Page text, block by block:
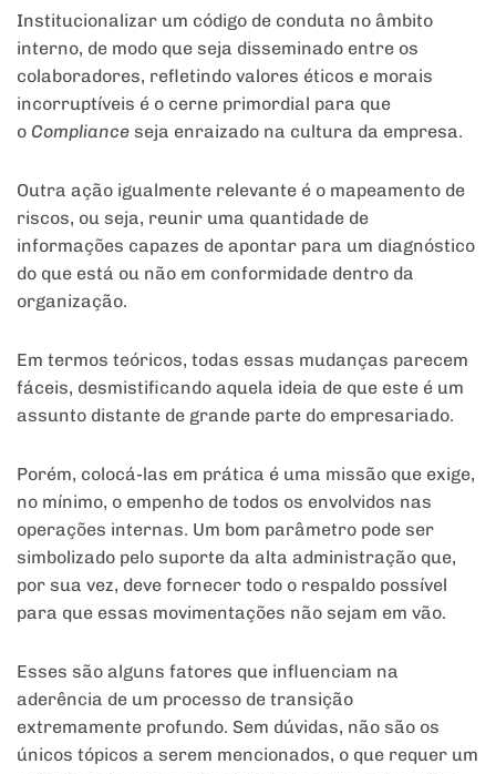
Institucionalizar um código de conduta no âmbito
interno, de modo que seja disseminado entre os
colaboradores, refletindo valores éticos e morais
incorruptíveis é o cerne primordial para que
o Compliance seja enraizado na cultura da empresa.
Outra ação igualmente relevante é o mapeamento de
riscos, ou seja, reunir uma quantidade de
informações capazes de apontar para um diagnóstico
do que está ou não em conformidade dentro da
organização.
Em termos teóricos, todas essas mudanças parecem
fáceis, desmistificando aquela ideia de que este é um
assunto distante de grande parte do empresariado.
Porém, colocá-las em prática é uma missão que exige,
no mínimo, o empenho de todos os envolvidos nas
operações internas. Um bom parâmetro pode ser
simbolizado pelo suporte da alta administração que,
por sua vez, deve fornecer todo o respaldo possível
para que essas movimentações não sejam em vão.
Esses são alguns fatores que influenciam na
aderência de um processo de transição
extremamente profundo. Sem dúvidas, não são os
únicos tópicos a serem mencionados, o que requer um